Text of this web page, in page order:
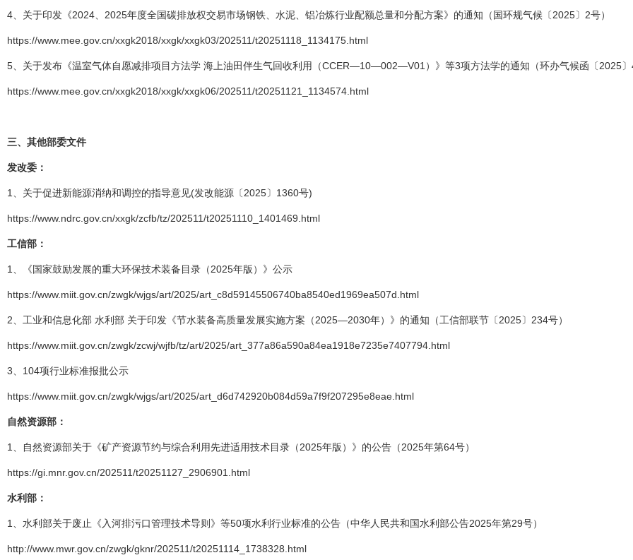
4、关于印发《2024、2025年度全国碳排放权交易市场钢铁、水泥、铝冶炼行业配额总量和分配方案》的通知（国环规气候〔2025〕2号）
https://www.mee.gov.cn/xxgk2018/xxgk/xxgk03/202511/t20251118_1134175.html
5、关于发布《温室气体自愿减排项目方法学 海上油田伴生气回收利用（CCER—10—002—V01）》等3项方法学的通知（环办气候函〔2025〕
https://www.mee.gov.cn/xxgk2018/xxgk/xxgk06/202511/t20251121_1134574.html
三、 其他部委文件
发改委：
1、关于促进新能源消纳和调控的指导意见(发改能源〔2025〕1360号)
https://www.ndrc.gov.cn/xxgk/zcfb/tz/202511/t20251110_1401469.html
工信部：
1、《国家鼓励发展的重大环保技术装备目录（2025年版）》公示
https://www.miit.gov.cn/zwgk/wjgs/art/2025/art_c8d59145506740ba8540ed1969ea507d.html
2、工业和信息化部 水利部 关于印发《节水装备高质量发展实施方案（2025—2030年）》的通知（工信部联节〔2025〕234号）
https://www.miit.gov.cn/zwgk/zcwj/wjfb/tz/art/2025/art_377a86a590a84ea1918e7235e7407794.html
3、104项行业标准报批公示
https://www.miit.gov.cn/zwgk/wjgs/art/2025/art_d6d742920b084d59a7f9f207295e8eae.html
自然资源部：
1、自然资源部关于《矿产资源节约与综合利用先进适用技术目录（2025年版）》的公告（2025年第64号）
https://gi.mnr.gov.cn/202511/t20251127_2906901.html
水利部：
1、水利部关于废止《入河排污口管理技术导则》等50项水利行业标准的公告（中华人民共和国水利部公告2025年第29号）
http://www.mwr.gov.cn/zwgk/gknr/202511/t20251114_1738328.html